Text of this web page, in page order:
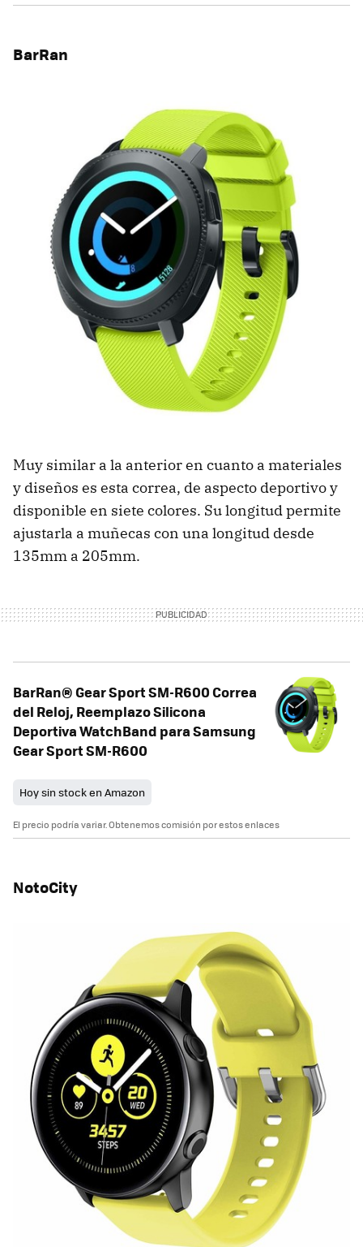
BarRan
Muy similar a la anterior en cuanto a materiales
y diseños es esta correa, de aspecto deportivo y
disponible en siete colores. Su longitud permite
ajustarla a muñecas con una longitud desde
135mm a 205mm.
BarRan® Gear Sport SM-R600 Correa
del Reloj, Reemplazo Silicona
Deportiva WatchBand para Samsung
Gear Sport SM-R600
Hoy sin stock en Amazon
El precio podría variar. Obtenemos comisión por estos enlaces
NotoCity